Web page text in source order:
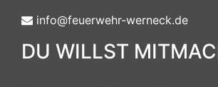
info@feuerwehr-werneck.de
DU WILLST